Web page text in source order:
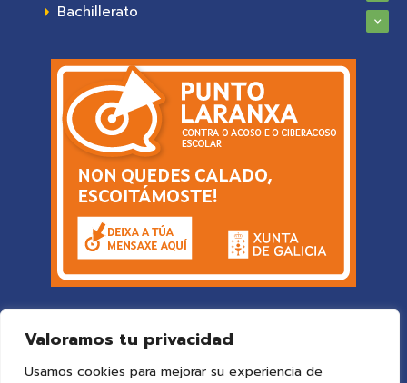
Valoramos tu privacidad
Usamos cookies para mejorar su experiencia de
Bachillerato